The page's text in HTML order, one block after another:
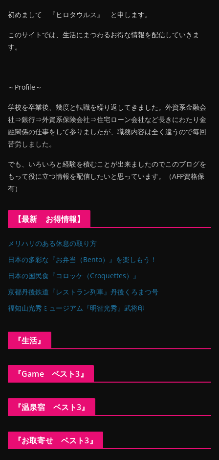
初めまして 『ヒロタウルス』 と申します。
このサイトでは、生活にまつわるお得な情報を配信していきま
す。
～Profile～
学校を卒業後、幾度と転職を繰り返してきました。外資系金融会
社⇒銀行⇒外資系保険会社⇒住宅ローン会社など長きにわたり金
融関係の仕事をして参りましたが、職務内容は全く違うので毎回
苦労しました。
でも、いろいろと経験を積むことが出来ましたのでこのブログを
もって役に立つ情報を配信したいと思っています。（AFP資格保
有）
【最新 お得情報】
メリハリのある休息の取り方
日本の多彩な『お弁当（Bento）』を楽しもう！
日本の国民食『コロッケ（Croquettes）』
京都丹後鉄道『レストラン列車』丹後くろまつ号
福知山光秀ミュージアム『明智光秀』武将印
『生活』
『Game ベスト3』
『温泉宿 ベスト3』
『お取寄せ ベスト3』